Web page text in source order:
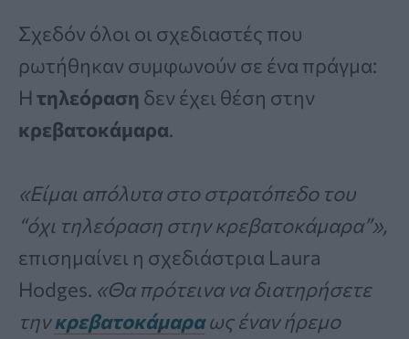
Σχεδόν όλοι οι σχεδιαστές που
ρωτήθηκαν συμφωνούν σε ένα πράγμα:
Η τηλεόραση δεν έχει θέση στην
κρεβατοκάμαρα.
«Είμαι απόλυτα στο στρατόπεδο του
“όχι τηλεόραση στην κρεβατοκάμαρα”»,
επισημαίνει η σχεδιάστρια Laura
Hodges. «Θα πρότεινα να διατηρήσετε
τηνκρεβατοκάμαραως έναν ήρεμο